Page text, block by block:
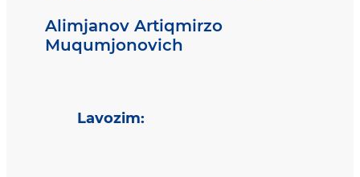
Alimjanov Artiqmirzo
Muqumjonovich
Lavozim: